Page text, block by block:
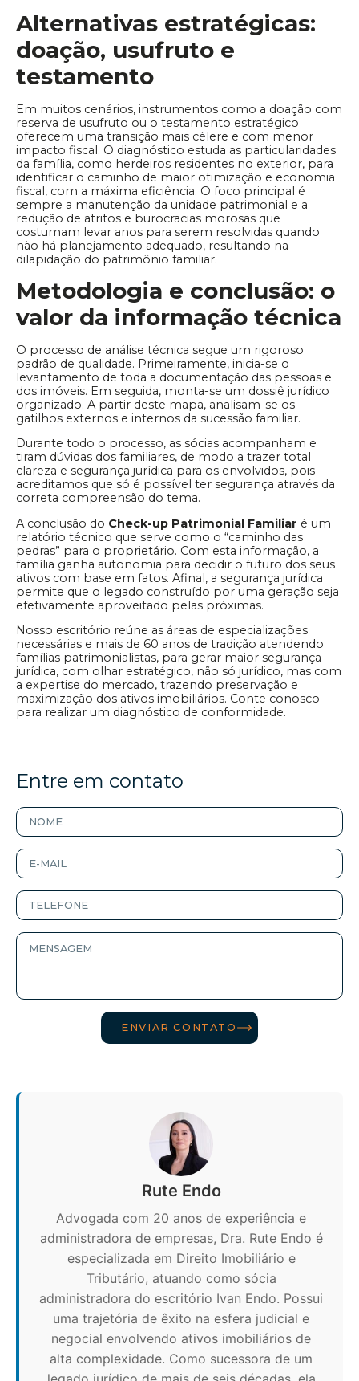
Alternativas estratégicas:
doação, usufruto e
testamento
Em muitos cenários, instrumentos como a doação com
reserva de usufruto ou o testamento estratégico
oferecem uma transição mais célere e com menor
impacto fiscal. O diagnóstico estuda as particularidades
da família, como herdeiros residentes no exterior, para
identificar o caminho de maior otimização e economia
fiscal, com a máxima eficiência. O foco principal é
sempre a manutenção da unidade patrimonial e a
redução de atritos e burocracias morosas que
costumam levar anos para serem resolvidas quando
nào há planejamento adequado, resultando na
dilapidação do patrimônio familiar.
Metodologia e conclusão: o
valor da informação técnica
O processo de análise técnica segue um rigoroso
padrão de qualidade. Primeiramente, inicia-se o
levantamento de toda a documentação das pessoas e
dos imóveis. Em seguida, monta-se um dossiê jurídico
organizado. A partir deste mapa, analisam-se os
gatilhos externos e internos da sucessão familiar.
Durante todo o processo, as sócias acompanham e
tiram dúvidas dos familiares, de modo a trazer total
clareza e segurança jurídica para os envolvidos, pois
acreditamos que só é possível ter segurança através da
correta compreensão do tema.
A conclusão do Check-up Patrimonial Familiar é um
relatório técnico que serve como o “caminho das
pedras” para o proprietário. Com esta informação, a
família ganha autonomia para decidir o futuro dos seus
ativos com base em fatos. Afinal, a segurança jurídica
permite que o legado construído por uma geração seja
efetivamente aproveitado pelas próximas.
Nosso escritório reúne as áreas de especializações
necessárias e mais de 60 anos de tradição atendendo
famílias patrimonialistas, para gerar maior segurança
jurídica, com olhar estratégico, não só jurídico, mas com
a expertise do mercado, trazendo preservação e
maximização dos ativos imobiliários. Conte conosco
para realizar um diagnóstico de conformidade.
Entre em contato
ENVIAR CONTATO
Rute Endo
Advogada com 20 anos de experiência e
administradora de empresas, Dra. Rute Endo é
especializada em Direito Imobiliário e
Tributário, atuando como sócia
administradora do escritório Ivan Endo. Possui
uma trajetória de êxito na esfera judicial e
negocial envolvendo ativos imobiliários de
alta complexidade. Como sucessora de um